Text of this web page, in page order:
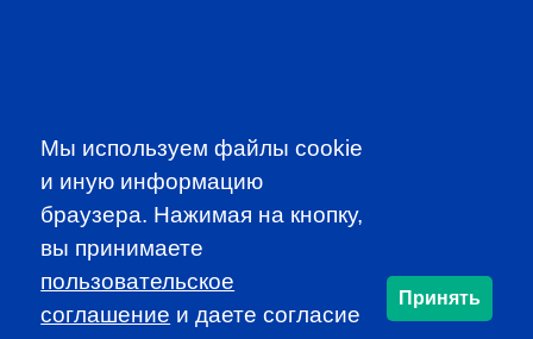
NEWSLETTER
to be the first to know about all
CFA news, events an programms
SUBSCRIBE
Мы используем файлы cookie
и иную информацию
браузера. Нажимая на кнопку,
вы принимаете
пользовательское
соглашение и даете согласие
Принять